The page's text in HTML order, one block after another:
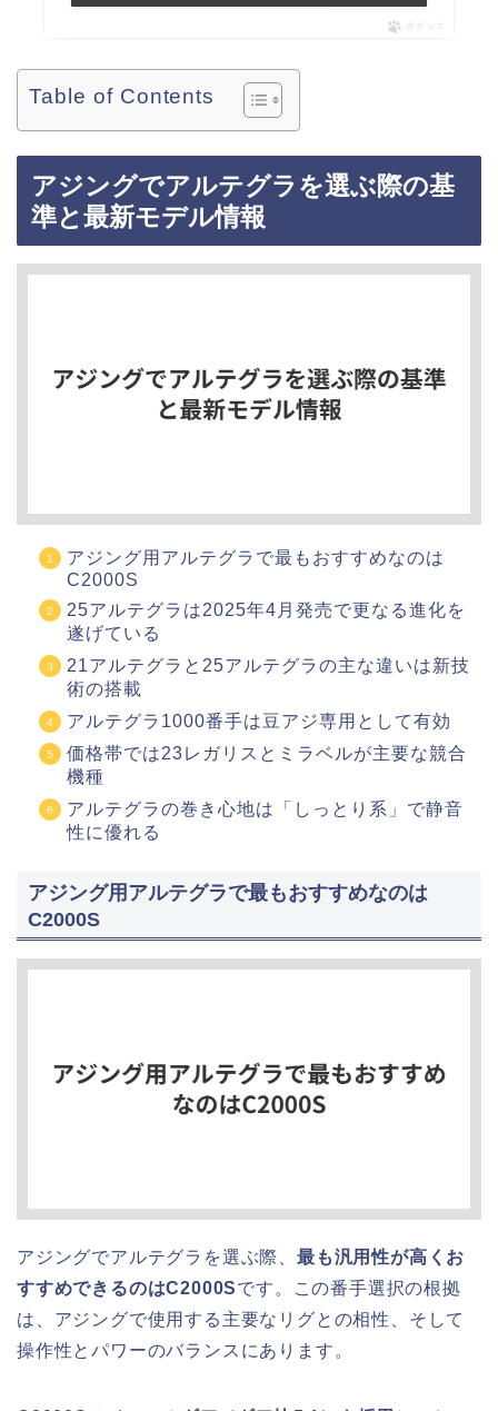
ポチップ
Table of Contents
アジングでアルテグラを選ぶ際の基
準と最新モデル情報
アジング用アルテグラで最もおすすめなのは
C2000S
25アルテグラは2025年4月発売で更なる進化を
遂げている
21アルテグラと25アルテグラの主な違いは新技
術の搭載
アルテグラ1000番手は豆アジ専用として有効
価格帯では23レガリスとミラベルが主要な競合
機種
アルテグラの巻き心地は「しっとり系」で静音
性に優れる
アジング用アルテグラで最もおすすめなのは
C2000S
アジングでアルテグラを選ぶ際、 最も汎用性が高くお
すすめできるのはC2000Sです。この番手選択の根拠
は、アジングで使用する主要なリグとの相性、そして
操作性とパワーのバランスにあります。